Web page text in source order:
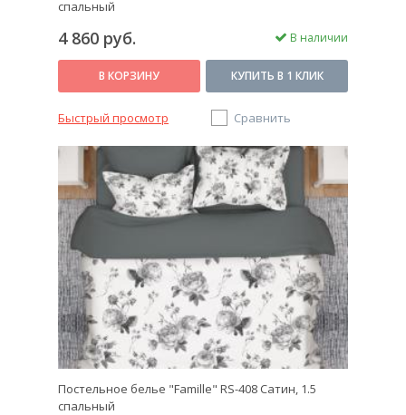
спальный
4 860 руб. В наличии
В КОРЗИНУ КУПИТЬ В 1 КЛИК
Быстрый просмотр Сравнить
Постельное белье "Famille" RS-408 Сатин, 1.5
спальный